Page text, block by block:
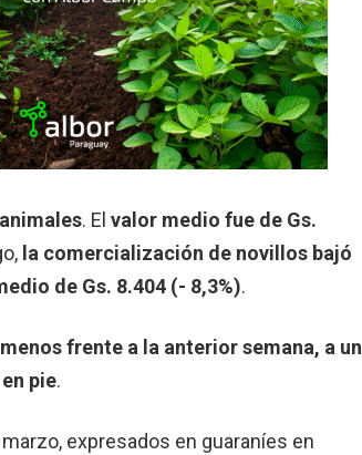
. El valor medio fue de Gs.
la comercialización de novillos bajó
de Gs. 8.404 (- 8,3%).
frente a la anterior semana, a un
pie.
expresados en guaraníes en